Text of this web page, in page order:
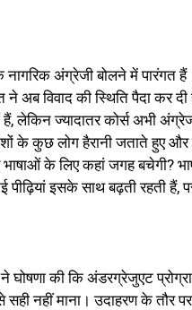
नागरिक अंग्रेजी बोलने में पारंगत
विवाद की स्थिति पैदा कर दी
लेकिन ज्यादातर कोर्स अभी
के कुछ लोग हैरानी जताते हुए और
भाषाओं के लिए कहां जगह बचेगी?
पीढ़ियां इसके साथ बढ़ती रहती
घोषणा की कि अंडरग्रेजुएट
सही नहीं माना। उदाहरण के तौर